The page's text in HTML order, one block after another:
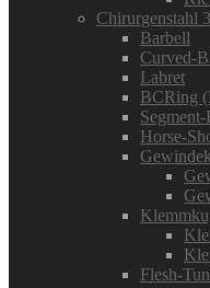
Chirurgenstahl
Barbell
Curved-
Labret
BCRing
Horse-
Flesh-